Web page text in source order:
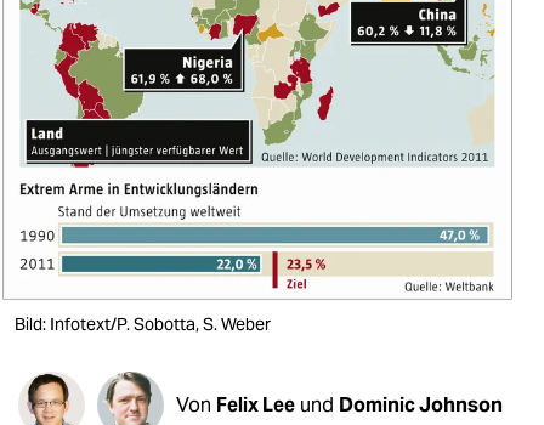
wahrheit
verlag
verlag
veranstaltungen
fragen & hilfe
unterstützen
genossenschaft
Bild: Infotext/P. Sobotta, S. Weber
Von Felix Lee und Dominic Johnson